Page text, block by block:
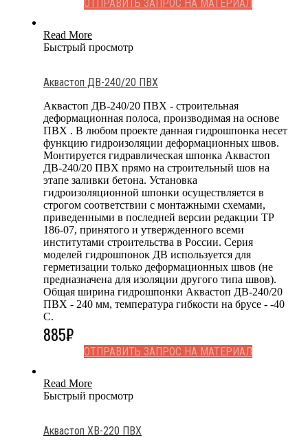
ОТПРАВИТЬ ЗАПРОС НА МАТЕРИАЛ
Read More
Быстрый просмотр
Аквастоп ДВ-240/20 ПВХ
Аквастоп ДВ-240/20 ПВХ - строительная
деформационная полоса, производимая на основе
ПВХ . В любом проекте данная гидрошпонка несет
функцию гидроизоляции деформационных швов.
Монтируется гидравлическая шпонка Аквастоп
ДВ-240/20 ПВХ прямо на строительный шов на
этапе заливки бетона. Установка
гидроизоляционной шпонки осуществляется в
строгом соответствии с монтажными схемами,
приведенными в последней версии редакции ТР
186-07, принятого и утвержденного всеми
институтами строительства в России. Серия
моделей гидрошпонок ДВ используется для
герметизации только деформационных швов (не
предназначена для изоляции другого типа швов).
Общая ширина гидрошпонки Аквастоп ДВ-240/20
ПВХ - 240 мм, температура гибкости на брусе - -40
С.
885₽
ОТПРАВИТЬ ЗАПРОС НА МАТЕРИАЛ
Read More
Быстрый просмотр
Аквастоп ХВ-220 ПВХ